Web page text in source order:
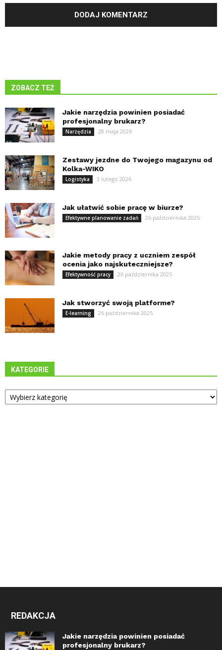
ZOBACZ TEŻ
Jakie narzędzia powinien posiadać
profesjonalny brukarz?
Narzędzia 28 maja 2026
Zestawy jezdne do Twojego magazynu od
Kolka-WIKO
Logistyka 3 lutego 2026
Jak ułatwić sobie pracę w biurze?
Efektywne planowanie zadań 26 października 2025
Jakie metody pracy z uczniem zespół
ocenia jako najskuteczniejsze?
Efektywność pracy 26 października 2025
Jak stworzyć swoją platforme?
E-learning 26 października 2025
KATEGORIE
Kategorie
REDAKCJA
Jakie narzędzia powinien posiadać
profesjonalny brukarz?